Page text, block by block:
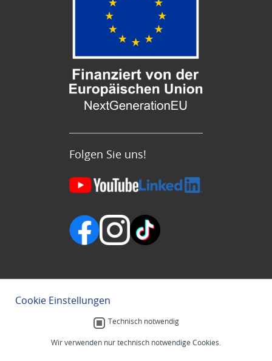
Folgen Sie uns!
Cookie Einstellungen
Technisch notwendig
Wir verwenden nur technisch notwendige Cookies.